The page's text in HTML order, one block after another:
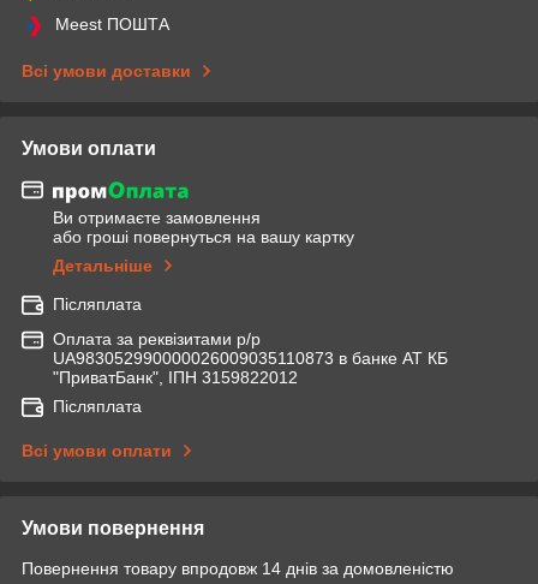
Meest ПОШТА
Всі умови доставки
Умови оплати
Ви отримаєте замовлення
або гроші повернуться на вашу картку
Детальніше
Післяплата
Оплата за реквізитами р/р
UA983052990000026009035110873 в банке АТ КБ
"ПриватБанк", ІПН 3159822012
Післяплата
Всі умови оплати
Умови повернення
Повернення товару впродовж 14 днів за домовленістю